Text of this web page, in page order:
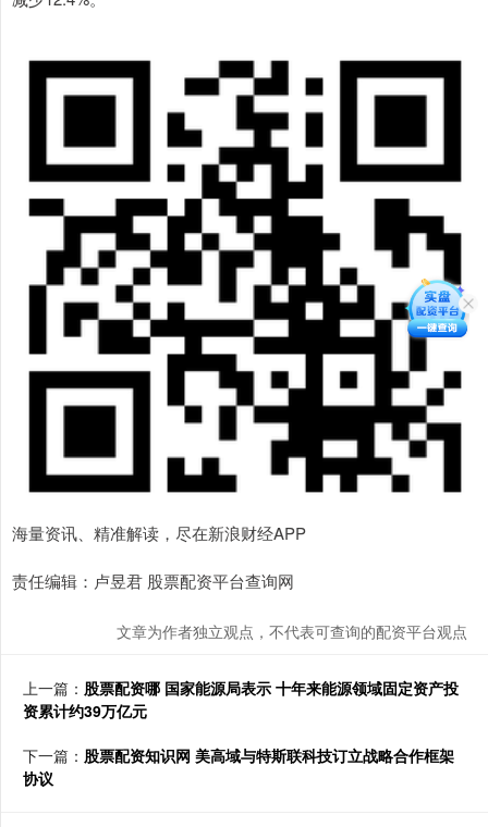
海量资讯、精准解读，尽在新浪财经APP
责任编辑：卢昱君 股票配资平台查询网
文章为作者独立观点，不代表可查询的配资平台观点
上一篇： 股票配资哪 国家能源局表示 十年来能源领域固定资产投
资累计约39万亿元
下一篇： 股票配资知识网 美高域与特斯联科技订立战略合作框架
协议